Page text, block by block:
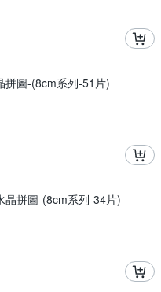
拼圖-(8cm系列-51片)
晶拼圖-(8cm系列-34片)